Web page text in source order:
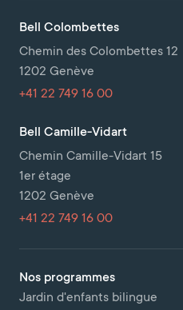
Nos programmes
Jardin d'enfants bilingue
Bell Colombettes
Chemin des Colombettes 12
1202 Genève
+41 22 749 16 00
Bell Camille-Vidart
Chemin Camille-Vidart 15
1er étage
1202 Genève
+41 22 749 16 00